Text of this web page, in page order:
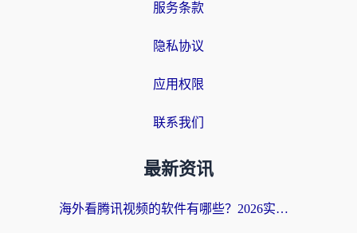
服务条款
隐私协议
应用权限
联系我们
最新资讯
海外看腾讯视频的软件有哪些？2026实测有效，留学生都在用的回国加速器指南